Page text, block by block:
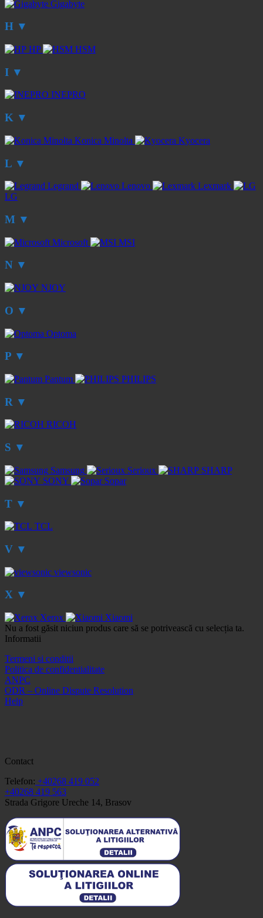
Gigabyte
H ▼
HP HSM
I ▼
INEPRO
K ▼
Konica Minolta Kyocera
L ▼
Legrand Lenovo
Lexmark
LG
M ▼
Microsoft MSI
N ▼
NJOY
O ▼
Optoma
P ▼
Pantum PHILIPS
R ▼
RICOH
S ▼
Samsung Serioux
SHARP
SONY
Sopar
T ▼
TCL
V ▼
viewsonic
X ▼
Xerox
Xiaomi
Nu a fost găsit niciun produs care să se potrivească cu selecția ta.
Informatii
Termeni si conditii
Politica de confidentialitate
ANPC
ODR – Online Dispute Resolution
Help
Contact
Telefon: +40268 419 052
+40268 419 563
Strada Grigore Ureche 14, Brasov